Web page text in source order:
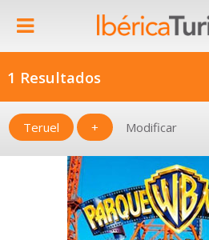
1 Resultados
Teruel + Modificar